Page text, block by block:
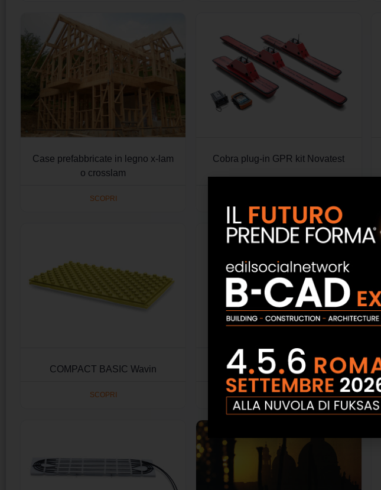
Case prefabbricate in legno x-lam
o crosslam
SCOPRI
Cobra plug-in GPR kit Novatest
COMPACT BASIC Wavin
SCOPRI
Concreto N Novatest
SCOPRI